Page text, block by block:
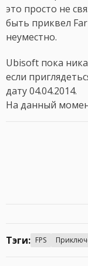
это просто не
быть приквел Far
неуместно.
Ubisoft пока
если
дату 04.04.2014.
На данный
Тэги: FPS